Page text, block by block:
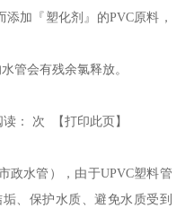
加『塑化剂』的PVC原料，
管会有残余氯释放。
： 次 【打印此页】
政水管），由于UPVC塑料管
、保护水质、避免水质受到